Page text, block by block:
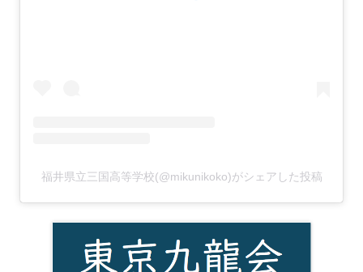
福井県立三国高等学校(@mikunikoko)がシェアした投稿